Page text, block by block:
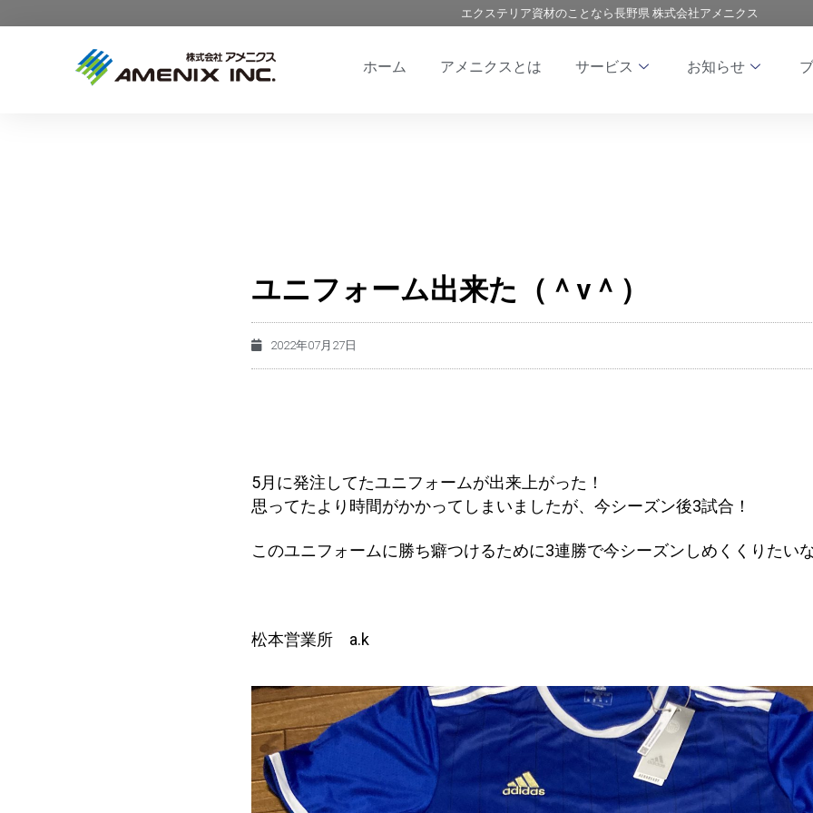
エクステリア資材のことなら長野県 株式会社アメニクス
ホーム アメニクスとは サービス お知らせ
ユニフォーム出来た（＾ν＾）
2022年07月27日
5月に発注してたユニフォームが出来上がった！
思ってたより時間がかかってしまいましたが、今シーズン後3試合！
このユニフォームに勝ち癖つけるために3連勝で今シーズンしめくくりたい
松本営業所 a.k